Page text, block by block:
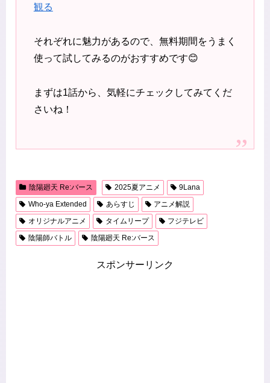
観る
それぞれに魅力があるので、無料期間をうまく
使って試してみるのがおすすめです😊
まずは1話から、気軽にチェックしてみてくだ
さいね！
陰陽廻天 Re:バース 2025夏アニメ
9Lana
Who-ya Extended
あらすじ
アニメ解説
オリジナルアニメ
タイムリープ
フジテレビ
陰陽師バトル
陰陽廻天 Re:バース
スポンサーリンク